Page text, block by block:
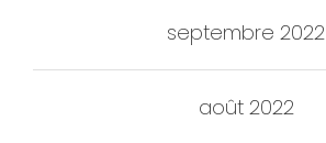
septembre 2022
août 2022